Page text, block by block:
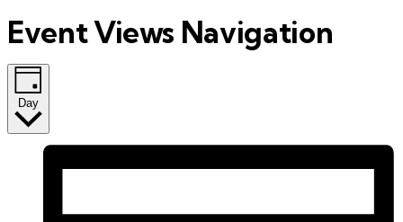
Event Views Navigation
Day